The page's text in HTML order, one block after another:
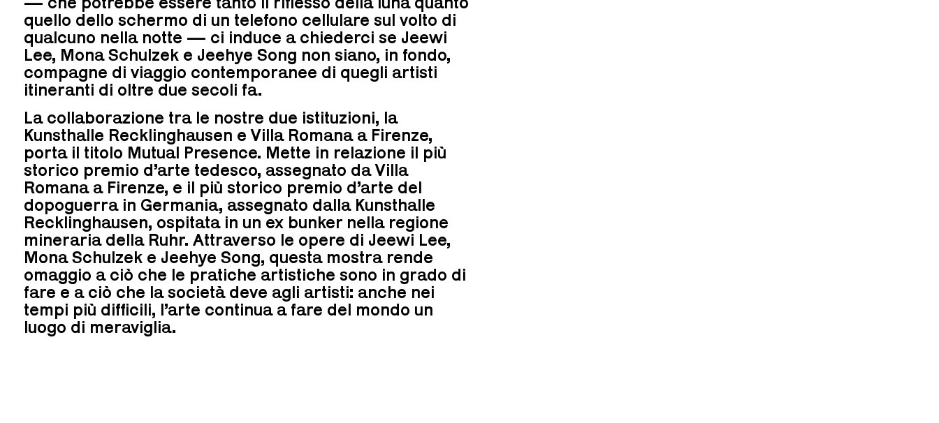
quello dello schermo di un telefono cellulare sul volto di
qualcuno nella notte — ci induce a chiederci se Jeewi
Lee, Mona Schulzek e Jeehye Song non siano, in fondo,
compagne di viaggio contemporanee di quegli artisti
itineranti di oltre due secoli fa.
La collaborazione tra le nostre due istituzioni, la
Kunsthalle Recklinghausen e Villa Romana a Firenze,
porta il titolo Mutual Presence. Mette in relazione il più
storico premio d’arte tedesco, assegnato da Villa
Romana a Firenze, e il più storico premio d’arte del
dopoguerra in Germania, assegnato dalla Kunsthalle
Recklinghausen, ospitata in un ex bunker nella regione
mineraria della Ruhr. Attraverso le opere di Jeewi Lee,
Mona Schulzek e Jeehye Song, questa mostra rende
omaggio a ciò che le pratiche artistiche sono in grado di
fare e a ciò che la società deve agli artisti: anche nei
tempi più difficili, l’arte continua a fare del mondo un
luogo di meraviglia.